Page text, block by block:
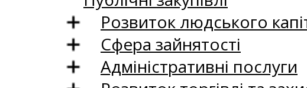
Розвиток людського
Сфера зайнятості
Адміністративні послуги